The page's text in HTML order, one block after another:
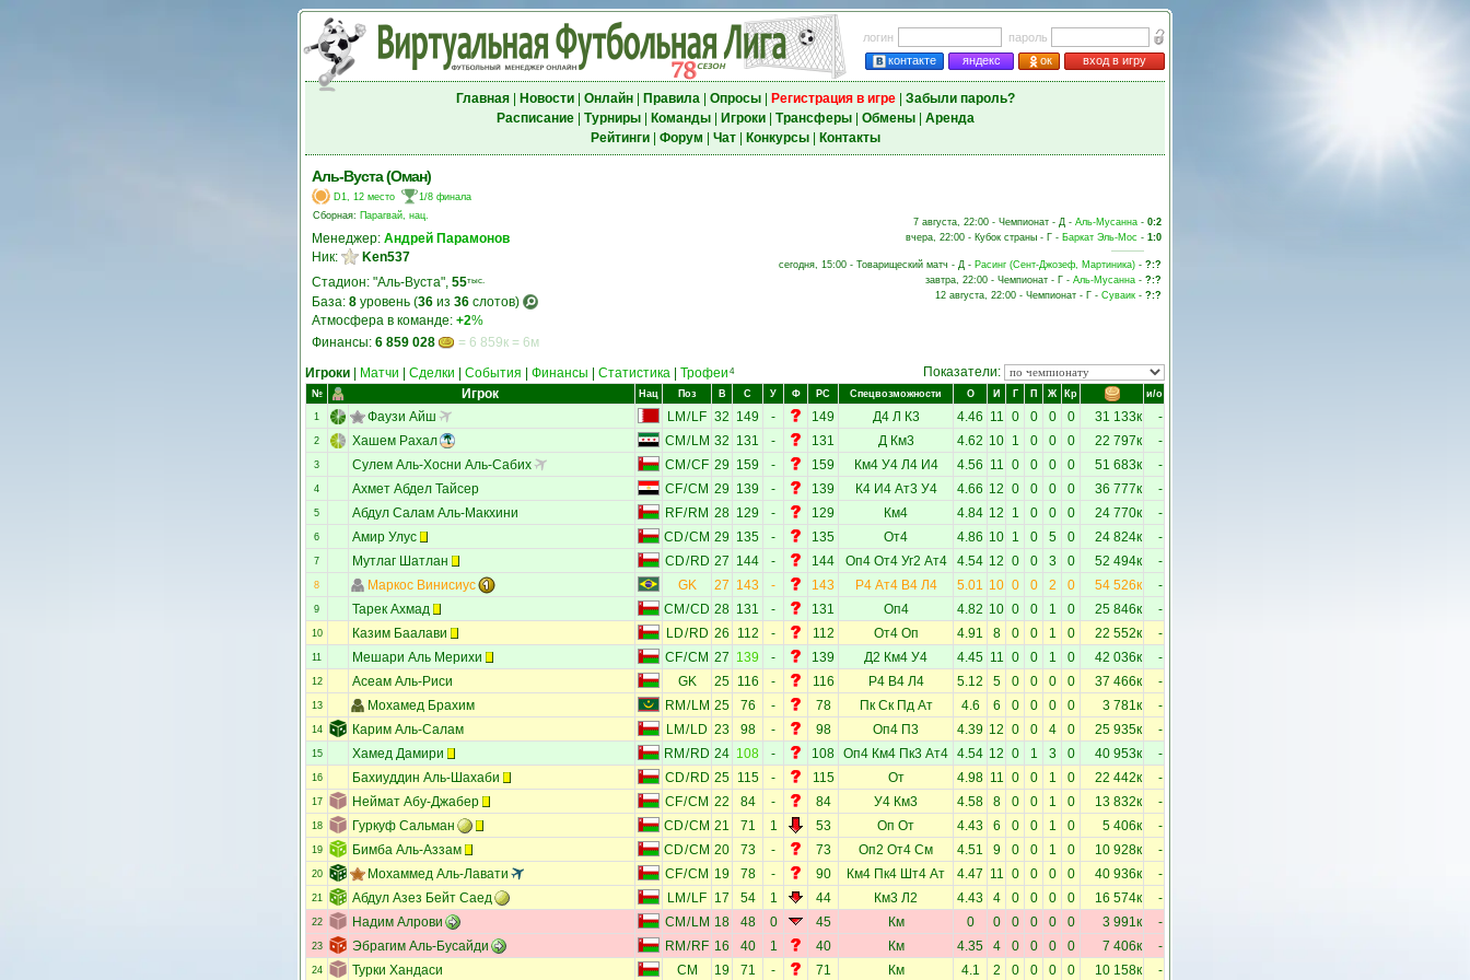
логин
пароль
контакте
яндекс ок вход в игру
Главная| Новости| Онлайн| Правила| Опросы| Регистрация в игре| Забыли пароль?
Расписание| Турниры| Команды| Игроки| Трансферы| Обмены| Аренда
Рейтинги| Форум Чат| Конкурсы| Контакты
Аль-Вуста (Оман)
D1, 12 место
1/8 финала
Сборная: Парагвай, нац.
Менеджер: Андрей Парамонов
Ник:
Ken537
Стадион: "Аль-Вуста", 55тыс.
База: 8 уровень (36 из 36 слотов)
Атмосфера в команде: +2%
Финансы: 6 859 028 = 6 859к = 6м
7 августа, 22:00 - Чемпионат - Д - Аль-Мусанна - 0:2
вчера, 22:00 - Кубок страны - Г - Баркат Эль-Мос - 1:0
сегодня, 15:00 - Товарищеский матч - Д - Расинг (Сент-Джозеф, Мартиника) - ?:?
завтра, 22:00 - Чемпионат - Г - Аль-Мусанна - ?:?
12 августа, 22:00 - Чемпионат - Г - Суваик - ?:?
Игроки Матчи Сделки События Финансы Статистика Трофеи 4 Показатели:
№ Игрок Нац Поз В С У Ф РС Спецвозможности О И Г П Ж Кр и/о
1 Фаузи Айш LM / LF 32 149 - 149 Д4 Л К3 4.46 11 0 0 0 0 31 133к -
2 Хашем Рахал CM /LM 32 131 - 131 Д Км3 4.62 10 1 0 0 0 22 797к -
3 Сулем Аль-Хосни Аль-Сабих CM /CF 29 159 - 159 Км4 У4 Л4 И4 4.56 11 0 0 0 0 51 683к -
4 Ахмет Абдел Тайсер CF/CM 29 139 - 139 К4 И4 Ат3 У4 4.66 12 0 0 0 0 36 777к -
5 Абдул Салам Аль-Макхини RF/ RM 28 129 - 129 Км4 4.84 12 1 0 0 0 24 770к -
6 Амир Улус CD/CM 29 135 - 135 От4 4.86 10 1 0 5 0 24 824к -
7 Мутлаг Шатлан CD/RD 27 144 - 144 Оп4 От4 Уг2 Ат4 4.54 12 0 0 3 0 52 494к -
8 Маркос Винисиус GK 27 143 - 143 Р4 Ат4 В4 Л4 5.01 10 0 0 2 0 54 526к -
9 Тарек Ахмад CM /CD 28 131 - 131 Оп4 4.82 10 0 0 1 0 25 846к -
10 Казим Баалави LD/RD 26 112 - 112 От4 Оп 4.91 8 0 0 1 0 22 552к -
11 Мешари Аль Мерихи CF/CM 27 139 - 139 Д2 Км4 У4 4.45 11 0 0 1 0 42 036к -
12 Асеам Аль-Риси GK 25 116 - 116 Р4 В4 Л4 5.12 5 0 0 0 0 37 466к -
13 Мохамед Брахим RM /LM 25 76 - 78 Пк Ск Пд Ат 4.6 6 0 0 0 0 3 781к -
14 Карим Аль-Салам LM / LD 23 98 - 98 Оп4 П3 4.39 12 0 0 4 0 25 935к -
15 Хамед Дамири RM / RD 24 108 - 108 Оп4 Км4 Пк3 Ат4 4.54 12 0 1 3 0 40 953к -
16 Бахиуддин Аль-Шахаби CD/RD 25 115 - 115 От 4.98 11 0 0 1 0 22 442к -
17 Неймат Абу-Джабер CF/CM 22 84 - 84 У4 Км3 4.58 8 0 0 1 0 13 832к -
18 Гуркуф Сальман CD/CM 21 71 1 53 Оп От 4.43 6 0 0 1 0 5 406к -
19 Бимба Аль-Аззам CD/CM 20 73 - 73 Оп2 От4 См 4.51 9 0 0 1 0 10 928к -
20 Мохаммед Аль-Лавати CF/CM 19 78 - 90 Км4 Пк4 Шт4 Ат 4.47 11 0 0 0 0 40 936к -
21 Абдул Азез Бейт Саед LM / LF 17 54 1 44 Км3 Л2 4.43 4 0 0 0 0 16 574к -
22 Надим Алрови CM /LM 18 48 0 45 Км 0 0 0 0 0 0 3 991к -
23 Эбрагим Аль-Бусайди RM / RF 16 40 1 40 Км 4.35 4 0 0 0 0 7 406к -
24 Турки Хандаси CM 19 71 - 71 Км 4.1 2 0 0 0 0 10 158к -